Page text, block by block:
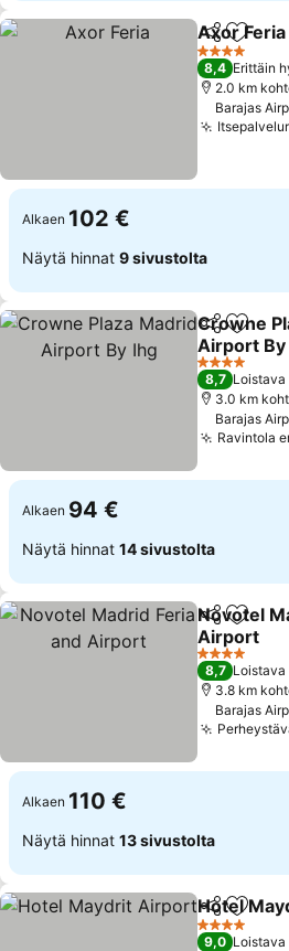
Jaa Lisää
Axor Feria
4 Tähtiluokitus
8,4 Erittäin
2.0 km
Barajas
Alkaen 102 €
Näytä hinnat 9 sivustolta
Jaa Lisää
Crowne
Airport By
4 Tähtiluokitus
8,7 Loistava
3.0 km
Barajas
Ravintola
Alkaen 94 €
Näytä hinnat 14 sivustolta
Jaa Lisää
Novotel
Airport
4 Tähtiluokitus
8,7 Loistava
3.8 km
Barajas
Alkaen 110 €
Näytä hinnat 13 sivustolta
Jaa Lisää
Hotel
4 Tähtiluokitus
9,0 Loistava